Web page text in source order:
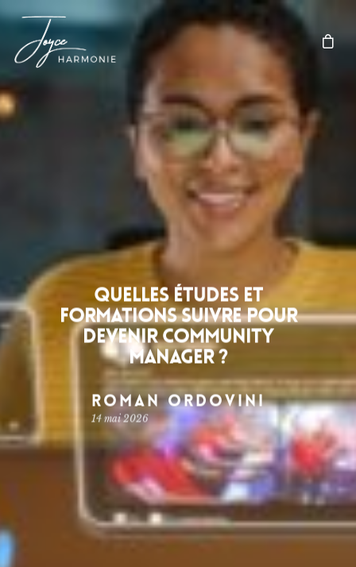
Quelles études et
formations suivre pour
devenir community
manager ?
Roman Ordovini
14 mai 2026